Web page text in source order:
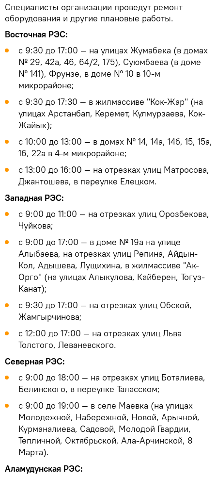
Специалисты организации проведут ремонт
оборудования и другие плановые работы.
Восточная РЭС:
с 9:30 до 17:00 — на улицах Жумабека (в домах
№ 29, 42а, 46, 64/2, 175), Суюмбаева (в доме
№ 141), Фрунзе, в доме № 10 в 10-м
микрорайоне;
с 9:30 до 17:30 — в жилмассиве "Кок-Жар" (на
улицах Арстанбап, Керемет, Кулмурзаева, Кок-
Жайык);
с 10:00 до 13:00 — в домах № 14, 14а, 14б, 15, 15а,
16, 22а в 4-м микрорайоне;
с 13:00 до 16:00 — на отрезках улиц Матросова,
Джантошева, в переулке Елецком.
Западная РЭС:
с 9:00 до 11:00 — на отрезках улиц Орозбекова,
Чуйкова;
с 9:00 до 17:00 — в доме № 19а на улице
Алыбаева, на отрезках улиц Репина, Айдын-
Кол, Адышева, Лущихина, в жилмассиве "Ак-
Орго" (на улицах Алыкулова, Кайберен, Тогуз-
Канат);
с 9:30 до 17:00 — на отрезках улиц Обской,
Жамгырчинова;
с 12:00 до 17:00 — на отрезках улиц Льва
Толстого, Леваневского.
Северная РЭС:
с 9:00 до 18:00 — на отрезках улиц Боталиева,
Белинского, в переулке Таласском;
с 9:00 до 19:00 — в селе Маевка (на улицах
Молодежной, Набережной, Новой, Арычной,
Курманалиева, Садовой, Молодой Гвардии,
Тепличной, Октябрьской, Ала-Арчинской, 8
Марта).
Аламудунская РЭС: